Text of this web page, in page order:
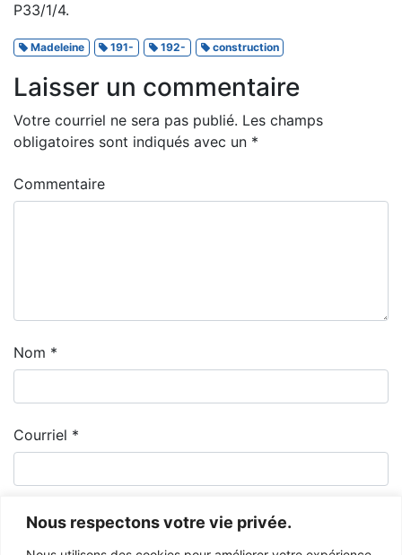
Nous respectons votre vie privée.
P33/1/4.
Madeleine 191- 192- construction
Laisser un commentaire
Votre courriel ne sera pas publié. Les champs
obligatoires sont indiqués avec un *
Commentaire
Nom *
Courriel *